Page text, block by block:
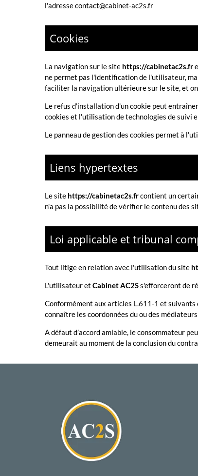
l'adressecontact@cabinet-ac2s.fr
Cookies
La navigation sur le site https://cabinetac2s.fr
ne permet pas l'identification de l'utilisateur,
faciliter la navigation ultérieure sur le site, et
Le refus d'installation d'un cookie peut
cookies et l'utilisation de technologies de suivi
Le panneau de gestion des cookies permet à
Liens hypertextes
Le site https://cabinetac2s.frcontient un
n'a pas la possibilité de vérifier le contenu des
Loi applicable et tribunal
Tout litige en relation avec l'utilisation du site
L'utilisateur et Cabinet AC2Ss'efforceront de
Conformément aux articles L.611-1 et suivants
connaître les coordonnées du ou des
A défaut d’accord amiable, le consommateur
demeurait au moment de la conclusion du